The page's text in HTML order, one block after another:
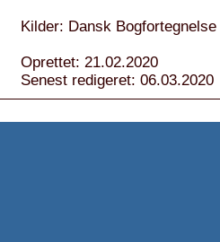
Kilder: Dansk Bogfortegnelse
Oprettet: 21.02.2020
Senest redigeret: 06.03.2020